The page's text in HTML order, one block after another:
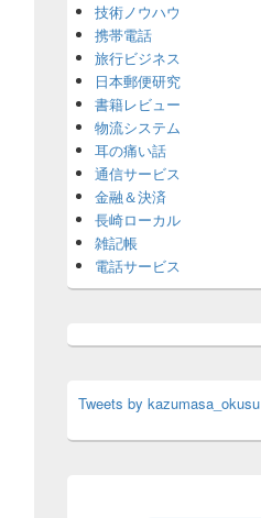
技術ノウハウ
携帯電話
旅行ビジネス
日本郵便研究
書籍レビュー
物流システム
耳の痛い話
通信サービス
金融＆決済
長崎ローカル
雑記帳
電話サービス
Tweets by kazumasa_okusu